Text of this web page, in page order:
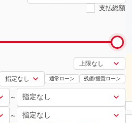
支払総額
通常ローン 残価/据置ローン
～
～